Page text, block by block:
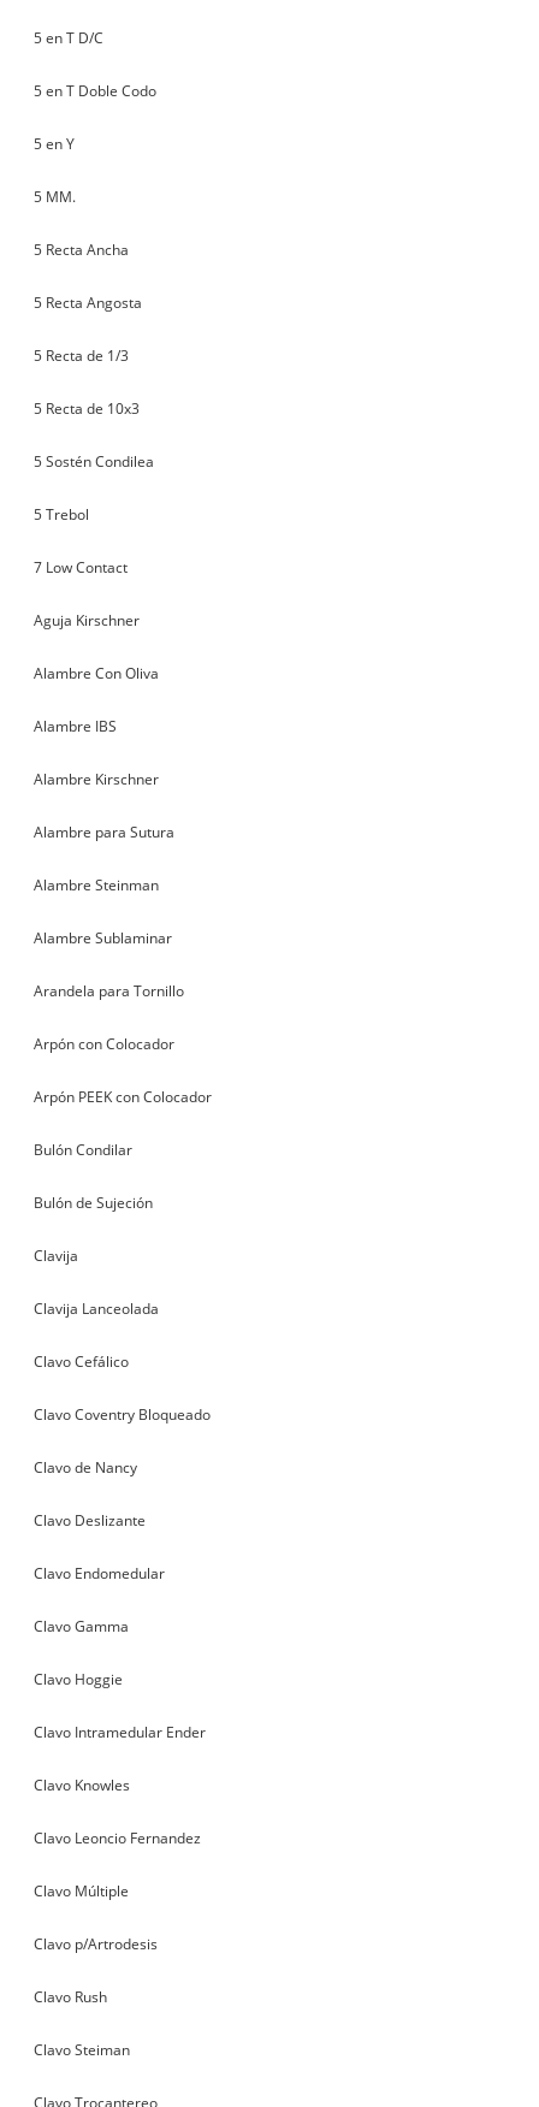
5 en T D/C
5 en T Doble Codo
5 en Y
5 MM.
5 Recta Ancha
5 Recta Angosta
5 Recta de 1/3
5 Recta de 10x3
5 Sostén Condilea
5 Trebol
7 Low Contact
Aguja Kirschner
Alambre Con Oliva
Alambre IBS
Alambre Kirschner
Alambre para Sutura
Alambre Steinman
Alambre Sublaminar
Arandela para Tornillo
Arpón con Colocador
Arpón PEEK con Colocador
Bulón Condilar
Bulón de Sujeción
Clavija
Clavija Lanceolada
Clavo Cefálico
Clavo Coventry Bloqueado
Clavo de Nancy
Clavo Deslizante
Clavo Endomedular
Clavo Gamma
Clavo Hoggie
Clavo Intramedular Ender
Clavo Knowles
Clavo Leoncio Fernandez
Clavo Múltiple
Clavo p/Artrodesis
Clavo Rush
Clavo Steiman
Clavo Trocantereo